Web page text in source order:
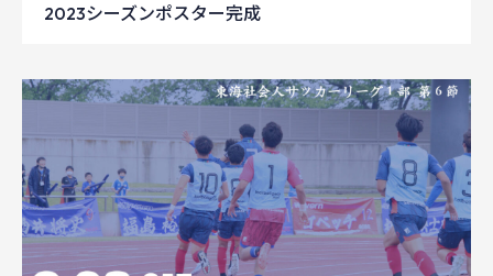
2023シーズンポスター完成